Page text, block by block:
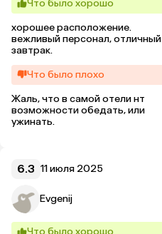
Что было хорошо
хорошее расположение.
вежливый персонал, отличный
завтрак.
Что было плохо
Жаль, что в самой отели нт
возможности обедать, или
ужинать.
6.3 11 июля 2025
Evgenij
Что было хорошо